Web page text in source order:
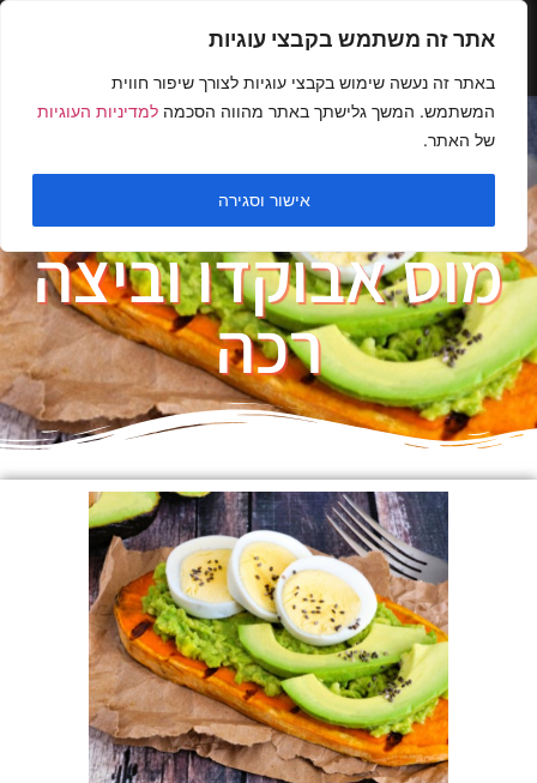
אתר זה משתמש בקבצי עוגיות
באתר זה נעשה שימוש בקבצי עוגיות לצורך שיפור חווית
המשתמש. המשך גלישתך באתר מהווה הסכמה למדיניות העוגיות
של האתר.
אישור וסגירה
בטטה בגריל עם
מוס אבוקדו וביצה
רכה